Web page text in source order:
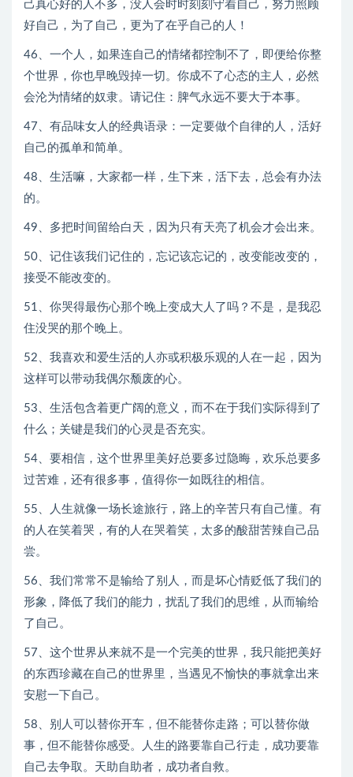
己真心好的人不多，没人会时时刻刻守着自己，努力照顾
好自己，为了自己，更为了在乎自己的人！
46、一个人，如果连自己的情绪都控制不了，即便给你整
个世界，你也早晚毁掉一切。你成不了心态的主人，必然
会沦为情绪的奴隶。请记住：脾气永远不要大于本事。
47、有品味女人的经典语录：一定要做个自律的人，活好
自己的孤单和简单。
48、生活嘛，大家都一样，生下来，活下去，总会有办法
的。
49、多把时间留给白天，因为只有天亮了机会才会出来。
50、记住该我们记住的，忘记该忘记的，改变能改变的，
接受不能改变的。
51、你哭得最伤心那个晚上变成大人了吗？不是，是我忍
住没哭的那个晚上。
52、我喜欢和爱生活的人亦或积极乐观的人在一起，因为
这样可以带动我偶尔颓废的心。
53、生活包含着更广阔的意义，而不在于我们实际得到了
什么；关键是我们的心灵是否充实。
54、要相信，这个世界里美好总要多过隐晦，欢乐总要多
过苦难，还有很多事，值得你一如既往的相信。
55、人生就像一场长途旅行，路上的辛苦只有自己懂。有
的人在笑着哭，有的人在哭着笑，太多的酸甜苦辣自己品
尝。
56、我们常常不是输给了别人，而是坏心情贬低了我们的
形象，降低了我们的能力，扰乱了我们的思维，从而输给
了自己。
57、这个世界从来就不是一个完美的世界，我只能把美好
的东西珍藏在自己的世界里，当遇见不愉快的事就拿出来
安慰一下自己。
58、别人可以替你开车，但不能替你走路；可以替你做
事，但不能替你感受。人生的路要靠自己行走，成功要靠
自己去争取。天助自助者，成功者自救。